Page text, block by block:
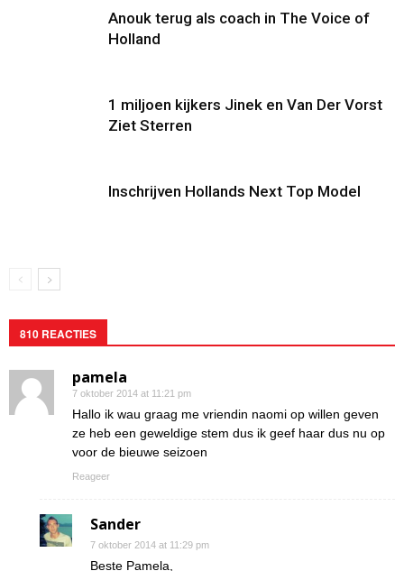
Anouk terug als coach in The Voice of
Holland
1 miljoen kijkers Jinek en Van Der Vorst
Ziet Sterren
Inschrijven Hollands Next Top Model
810 REACTIES
pamela
7 oktober 2014 at 11:21 pm
Hallo ik wau graag me vriendin naomi op willen geven
ze heb een geweldige stem dus ik geef haar dus nu op
voor de bieuwe seizoen
Reageer
Sander
7 oktober 2014 at 11:29 pm
Beste Pamela,